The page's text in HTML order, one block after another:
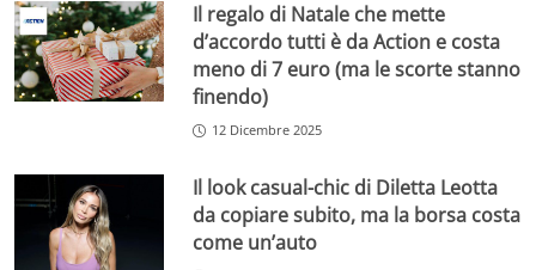
Il regalo di Natale che mette
d’accordo tutti è da Action e costa
meno di 7 euro (ma le scorte stanno
finendo)
12 Dicembre 2025
Il look casual-chic di Diletta Leotta
da copiare subito, ma la borsa costa
come un’auto